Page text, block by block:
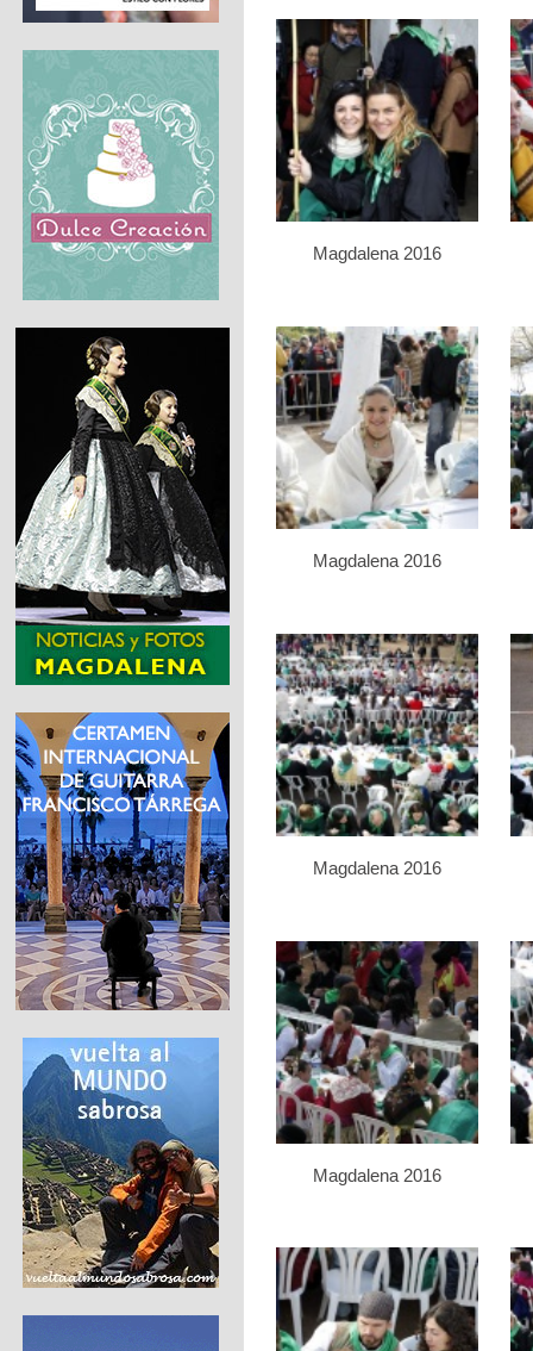
Magdalena 2016
Magdalena 2016
Magdalena 2016
Magdalena 2016